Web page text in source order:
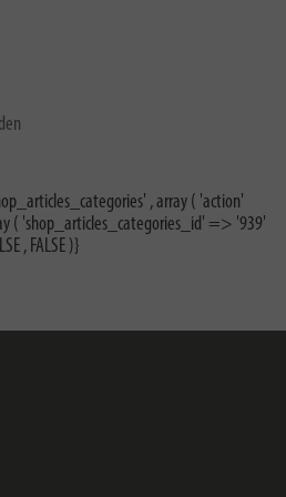
, array ( 'action'
( 'shop_articles_categories_id' => '939'
, FALSE )}